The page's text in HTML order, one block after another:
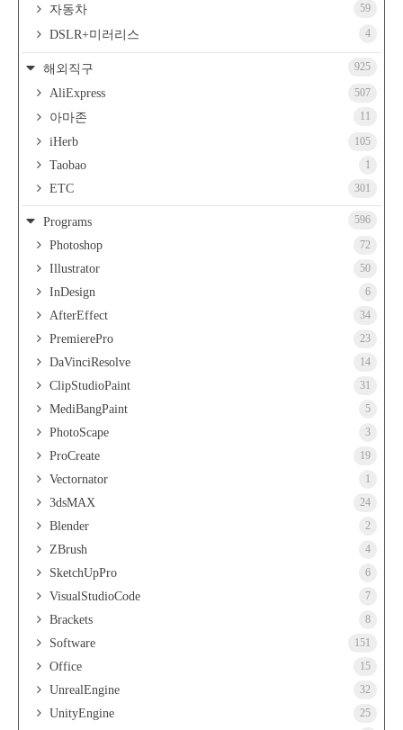
자동차 59
DSLR+미러리스 4
해외직구 925
AliExpress 507
아마존 11
iHerb 105
Taobao 1
ETC 301
Programs 596
Photoshop 72
Illustrator 50
InDesign 6
AfterEffect 34
PremierePro 23
DaVinciResolve 14
ClipStudioPaint 31
MediBangPaint 5
PhotoScape 3
ProCreate 19
Vectornator 1
3dsMAX 24
Blender 2
ZBrush 4
SketchUpPro 6
VisualStudioCode 7
Brackets 8
Software 151
Office 15
UnrealEngine 32
UnityEngine 25